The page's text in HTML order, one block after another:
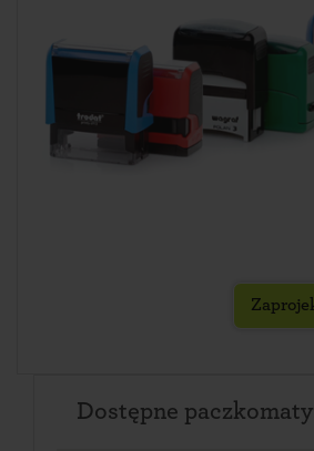
Dostępne